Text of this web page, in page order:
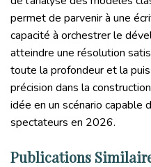
permet de parvenir à une
capacité à orchestrer le
atteindre une résolution
toute la profondeur et la
précision dans la
idée en un scénario capable
spectateurs en 2026.
Publications